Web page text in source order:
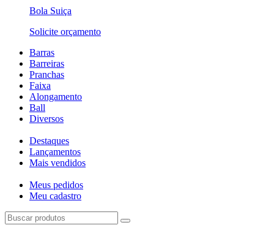
Bola Suiça
Solicite orçamento
Barras
Barreiras
Pranchas
Faixa
Alongamento
Ball
Diversos
Destaques
Lançamentos
Mais vendidos
Meus pedidos
Meu cadastro